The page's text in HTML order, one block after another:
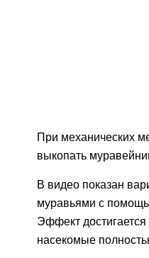
При механических
выкопать
В видео показан
муравьями с
Эффект
насекомые